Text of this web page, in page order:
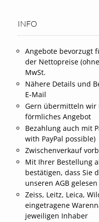
INFO
Angebote bevorzugt
der Nettopreise
MwSt.
Nähere Details und
E-Mail
Gern übermitteln wir
förmliches Angebot
Bezahlung auch mit
with PayPal possible)
Zwischenverkauf
Mit Ihrer Bestellung
bestätigen, dass Sie
unseren AGB
Zeiss, Leitz, Leica,
eingetragene
jeweiligen Inhaber